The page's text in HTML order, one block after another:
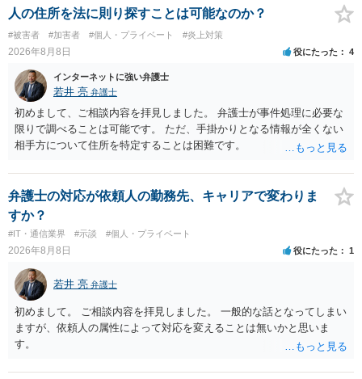
る法律違反に該当するといわれ」とのことですので、ご質問に書かれ
ていない何らかの背景事情があれば、回答は180度変わるかもしれませ
ん。公開の場で詳細を投稿することは不適当と思われますので、弁護
士へ直接相談した方がよいでしょう。
人の住所を法に則り探すことは可能なのか？
#被害者 #加害者 #個人・プライベート #炎上対策
2026年8月8日 役にたった 4
インターネットに強い弁護士
若井 亮 弁護士
初めまして、ご相談内容を拝見しました。 弁護士が事件処理に必要な
限りで調べることは可能です。 ただ、手掛かりとなる情報が全くない
相手方について住所を特定することは困難です。
弁護士の対応が依頼人の勤務先、キャリアで変わりま
すか？
#IT・通信業界 #示談 #個人・プライベート
2026年8月8日 役にたった 1
若井 亮 弁護士
初めまして。 ご相談内容を拝見しました。 一般的な話となってしまい
ますが、依頼人の属性によって対応を変えることは無いかと思いま
す。